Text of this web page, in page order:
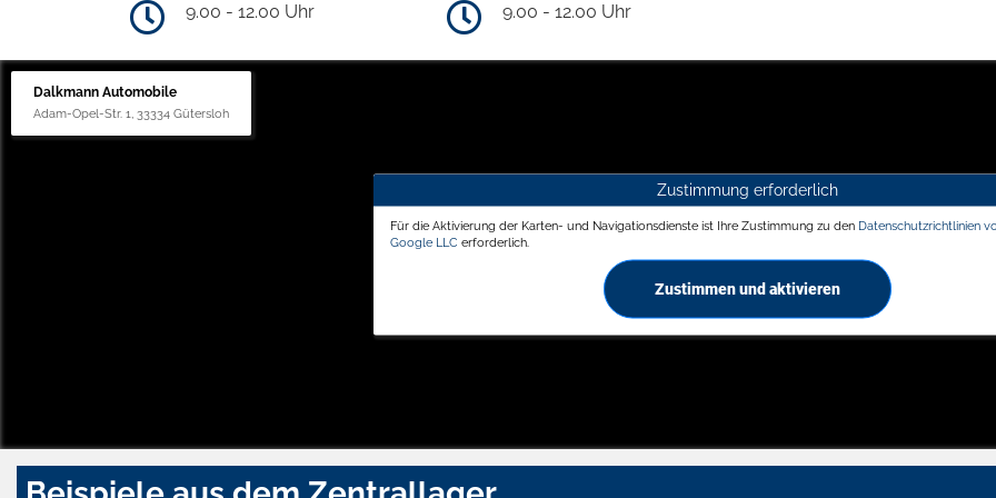
9.00 - 12.00 Uhr 9.00 - 12.00 Uhr
Dalkmann Automobile
Adam-Opel-Str. 1, 33334 Gütersloh
Zustimmung erforderlich
Für die Aktivierung der Karten- und Navigationsdienste ist Ihre Zustimmung zu den Datenschutzrichtlinien
Google LLC erforderlich.
Zustimmen und aktivieren